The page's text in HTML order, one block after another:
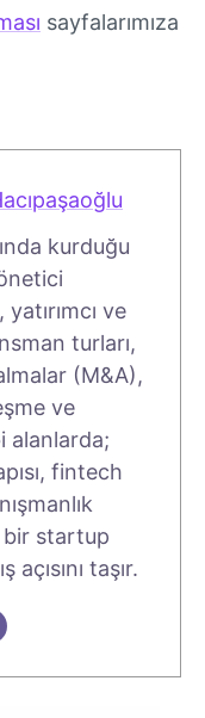
sayfalarımıza
kurduğu
ve
turları,
(M&A),
ve
alanlarda;
fintech
bir startup
taşır.